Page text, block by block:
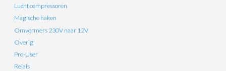
Lucht compressoren
Magische haken
Omvormers 230V naar 12V
Overig
Pro-User
Relais